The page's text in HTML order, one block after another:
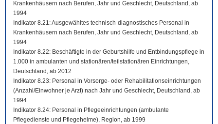
Krankenhäusern nach Berufen, Jahr und Geschlecht, Deutschland, ab
1994
Indikator 8.21: Ausgewähltes technisch-diagnostisches Personal in
Krankenhäusern nach Berufen, Jahr und Geschlecht, Deutschland, ab
1994
Indikator 8.22: Beschäftigte in der Geburtshilfe und Entbindungspflege in
1.000 in ambulanten und stationären/teilstationären Einrichtungen,
Deutschland, ab 2012
Indikator 8.23: Personal in Vorsorge- oder Rehabilitationseinrichtungen
(Anzahl/Einwohner je Arzt) nach Jahr und Geschlecht, Deutschland, ab
1994
Indikator 8.24: Personal in Pflegeeinrichtungen (ambulante
Pflegedienste und Pflegeheime), Region, ab 1999